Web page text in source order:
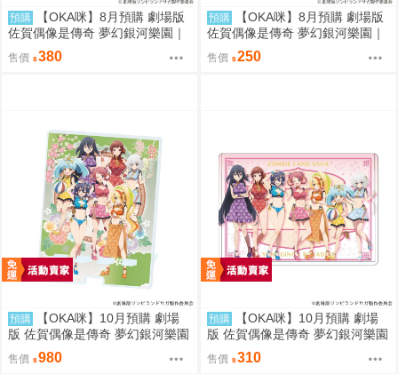
預購
【OKA咪】8月預購 劇場版
佐賀偶像是傳奇 夢幻銀河樂園｜
壓克力迷你立牌 盲抽(7種) 冰淇
淋店ver. 隨機一款
售價 380
預購
【OKA咪】8月預購 劇場版
佐賀偶像是傳奇 夢幻銀河樂園｜
徽章 02/盲抽(7種) 冰淇淋店ver.
隨機一款
售價 250
預購
【OKA咪】10月預購 劇場
版 佐賀偶像是傳奇 夢幻銀河樂園
｜大型壓克力手機架 01/集合款
旗袍泳裝ver.
售價 980
預購
【OKA咪】10月預購 劇場
版 佐賀偶像是傳奇 夢幻銀河樂園
｜角色透明收納夾 02/集合款 旗
袍泳裝ver.(新繪插畫)
售價 310